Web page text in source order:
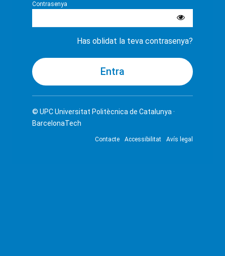
Contrasenya
Has oblidat la teva contrasenya?
© UPCUniversitat Politècnica de Catalunya ·
BarcelonaTech
Contacte Accessibilitat Avís legal